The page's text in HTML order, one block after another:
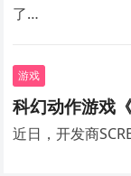
了…
游戏
科幻动作游戏
近日，开发商